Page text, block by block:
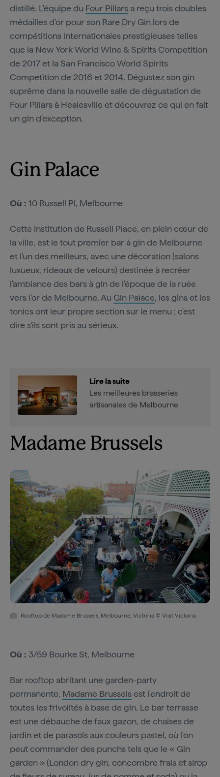
distillé. L'équipe du Four Pillars a reçu trois doubles
médailles d'or pour son Rare Dry Gin lors de
compétitions internationales prestigieuses telles
que la New York World Wine & Spirits Competition
de 2017 et la San Francisco World Spirits
Competition de 2016 et 2014. Dégustez son gin
suprême dans la nouvelle salle de dégustation de
Four Pillars à Healesville et découvrez ce qui en fait
un gin d'exception.
Gin Palace
Où : 10 Russell Pl, Melbourne
Cette institution de Russell Place, en plein cœur de
la ville, est le tout premier bar à gin de Melbourne
et l'un des meilleurs, avec une décoration (salons
luxueux, rideaux de velours) destinée à recréer
l'ambiance des bars à gin de l'époque de la ruée
vers l'or de Melbourne. Au Gin Palace, les gins et les
tonics ont leur propre section sur le menu ; c'est
dire s'ils sont pris au sérieux.
Lire la suite
Les meilleures brasseries
artisanales de Melbourne
Madame Brussels
Rooftop de Madame Brussels, Melbourne, Victoria © Visit Victoria
Où : 3/59 Bourke St, Melbourne
Bar rooftop abritant une garden-party
permanente, Madame Brusselsest l'endroit de
toutes les frivolités à base de gin. Le bar terrasse
est une débauche de faux gazon, de chaises de
jardin et de parasols aux couleurs pastel, où l'on
peut commander des punchs tels que le « Gin
garden » (London dry gin, concombre frais et sirop